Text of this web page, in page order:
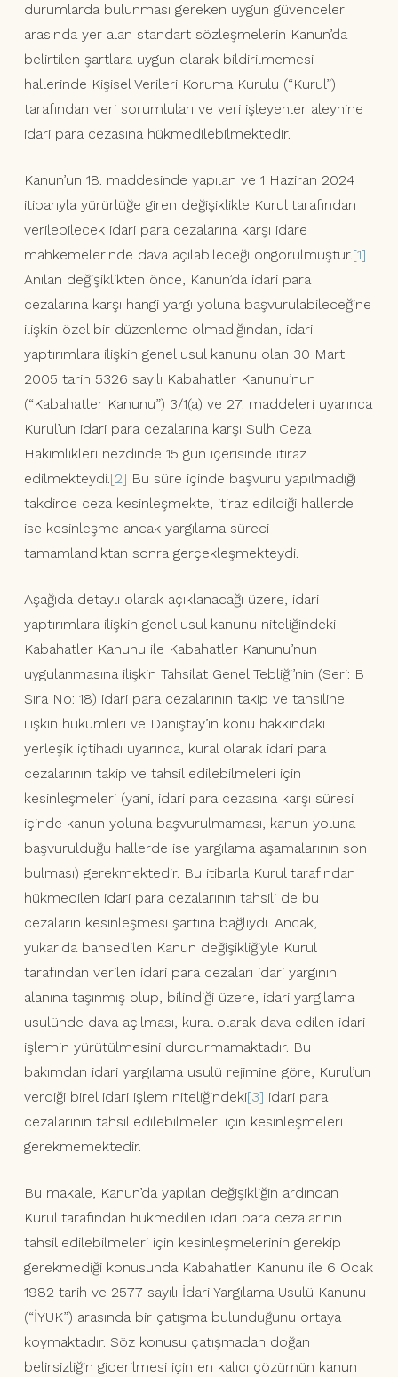
durumlarda bulunması gereken uygun güvenceler
arasında yer alan standart sözleşmelerin Kanun’da
belirtilen şartlara uygun olarak bildirilmemesi
hallerinde Kişisel Verileri Koruma Kurulu (“Kurul”)
tarafından veri sorumluları ve veri işleyenler aleyhine
idari para cezasına hükmedilebilmektedir.
Kanun’un 18. maddesinde yapılan ve 1 Haziran 2024
itibarıyla yürürlüğe giren değişiklikle Kurul tarafından
verilebilecek idari para cezalarına karşı idare
mahkemelerinde dava açılabileceği öngörülmüştür.[1]
Anılan değişiklikten önce, Kanun’da idari para
cezalarına karşı hangi yargı yoluna başvurulabileceğine
ilişkin özel bir düzenleme olmadığından, idari
yaptırımlara ilişkin genel usul kanunu olan 30 Mart
2005 tarih 5326 sayılı Kabahatler Kanunu’nun
(“Kabahatler Kanunu”) 3/1(a) ve 27. maddeleri uyarınca
Kurul’un idari para cezalarına karşı Sulh Ceza
Hakimlikleri nezdinde 15 gün içerisinde itiraz
edilmekteydi.[2] Bu süre içinde başvuru yapılmadığı
takdirde ceza kesinleşmekte, itiraz edildiği hallerde
ise kesinleşme ancak yargılama süreci
tamamlandıktan sonra gerçekleşmekteydi.
Aşağıda detaylı olarak açıklanacağı üzere, idari
yaptırımlara ilişkin genel usul kanunu niteliğindeki
Kabahatler Kanunu ile Kabahatler Kanunu’nun
uygulanmasına ilişkin Tahsilat Genel Tebliği’nin (Seri: B
Sıra No: 18) idari para cezalarının takip ve tahsiline
ilişkin hükümleri ve Danıştay’ın konu hakkındaki
yerleşik içtihadı uyarınca, kural olarak idari para
cezalarının takip ve tahsil edilebilmeleri için
kesinleşmeleri (yani, idari para cezasına karşı süresi
içinde kanun yoluna başvurulmaması, kanun yoluna
başvurulduğu hallerde ise yargılama aşamalarının son
bulması) gerekmektedir. Bu itibarla Kurul tarafından
hükmedilen idari para cezalarının tahsili de bu
cezaların kesinleşmesi şartına bağlıydı. Ancak,
yukarıda bahsedilen Kanun değişikliğiyle Kurul
tarafından verilen idari para cezaları idari yargının
alanına taşınmış olup, bilindiği üzere, idari yargılama
usulünde dava açılması, kural olarak dava edilen idari
işlemin yürütülmesini durdurmamaktadır. Bu
bakımdan idari yargılama usulü rejimine göre, Kurul’un
verdiği birel idari işlem niteliğindeki[3] idari para
cezalarının tahsil edilebilmeleri için kesinleşmeleri
gerekmemektedir.
Bu makale, Kanun’da yapılan değişikliğin ardından
Kurul tarafından hükmedilen idari para cezalarının
tahsil edilebilmeleri için kesinleşmelerinin gerekip
gerekmediği konusunda Kabahatler Kanunu ile 6 Ocak
1982 tarih ve 2577 sayılı İdari Yargılama Usulü Kanunu
(“İYUK”) arasında bir çatışma bulunduğunu ortaya
koymaktadır. Söz konusu çatışmadan doğan
belirsizliğin giderilmesi için en kalıcı çözümün kanun